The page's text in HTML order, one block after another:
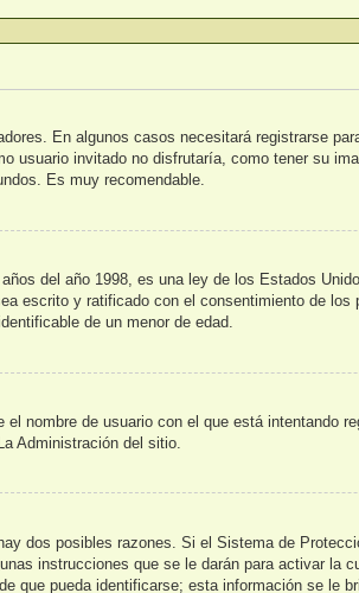
En algunos casos necesitará registrarse
usuario invitado no disfrutaría, como tener su
Es muy recomendable.
del año 1998, es una ley de los Estados
escrito y ratificado con el consentimiento de los
de un menor de edad.
nombre de usuario con el que está intentando
Administración del sitio.
dos posibles razones. Si el Sistema de
instrucciones que se le darán para activar la
que pueda identificarse; esta información se le